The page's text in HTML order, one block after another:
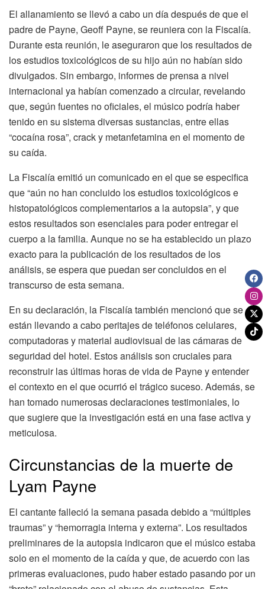
El allanamiento se llevó a cabo un día después de que el
padre de Payne, Geoff Payne, se reuniera con la Fiscalía.
Durante esta reunión, le aseguraron que los resultados de
los estudios toxicológicos de su hijo aún no habían sido
divulgados. Sin embargo, informes de prensa a nivel
internacional ya habían comenzado a circular, revelando
que, según fuentes no oficiales, el músico podría haber
tenido en su sistema diversas sustancias, entre ellas
“cocaína rosa”, crack y metanfetamina en el momento de
su caída.
La Fiscalía emitió un comunicado en el que se especifica
que “aún no han concluido los estudios toxicológicos e
histopatológicos complementarios a la autopsia”, y que
estos resultados son esenciales para poder entregar el
cuerpo a la familia. Aunque no se ha establecido un plazo
exacto para la publicación de los resultados de los
análisis, se espera que puedan ser concluidos en el
transcurso de esta semana.
En su declaración, la Fiscalía también mencionó que se
están llevando a cabo peritajes de teléfonos celulares,
computadoras y material audiovisual de las cámaras de
seguridad del hotel. Estos análisis son cruciales para
reconstruir las últimas horas de vida de Payne y entender
el contexto en el que ocurrió el trágico suceso. Además, se
han tomado numerosas declaraciones testimoniales, lo
que sugiere que la investigación está en una fase activa y
meticulosa.
Circunstancias de la muerte de
Lyam Payne
El cantante falleció la semana pasada debido a “múltiples
traumas” y “hemorragia interna y externa”. Los resultados
preliminares de la autopsia indicaron que el músico estaba
solo en el momento de la caída y que, de acuerdo con las
primeras evaluaciones, pudo haber estado pasando por un